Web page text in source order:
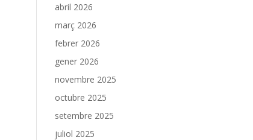
abril 2026
març 2026
febrer 2026
gener 2026
novembre 2025
octubre 2025
setembre 2025
juliol 2025